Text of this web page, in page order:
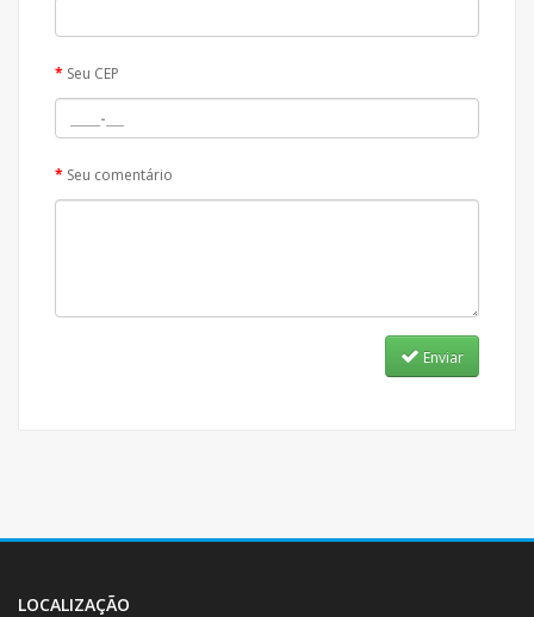
Seu CEP
Seu comentário
Enviar
LOCALIZAÇÃO